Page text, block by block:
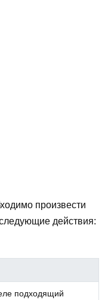
произвести
действия:
подходящий